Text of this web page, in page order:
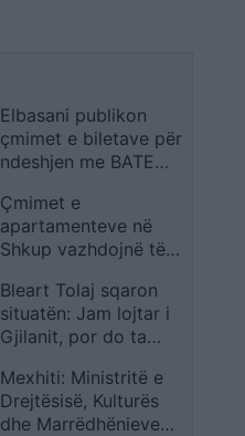
Elbasani publikon
çmimet e biletave për
ndeshjen me BATE
Conference League
Çmimet e
apartamenteve në
Shkup vazhdojnë të
Bleart Tolaj sqaron
situatën: Jam lojtar i
Gjilanit, por do ta
dy ndeshje evropiane
Mexhiti: Ministritë e
Drejtësisë, Kulturës
dhe Marrëdhënieve